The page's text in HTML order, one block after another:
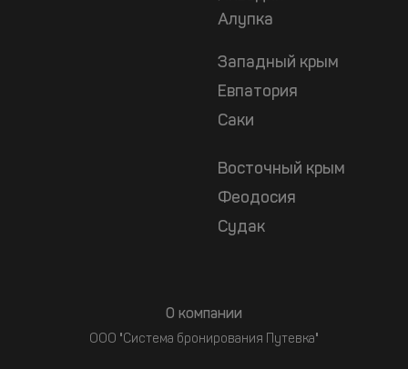
Алупка
Западный крым
Евпатория
Саки
Восточный крым
Феодосия
Судак
О компании
ООО "Система бронирования Путевка"